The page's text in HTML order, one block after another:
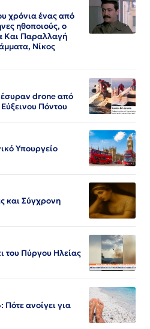
χρόνια ένας από
ηθοποιούς, ο
Και Παραλλαγή
Νίκος
drone από
Πόντου
Υπουργείο
και Σύγχρονη
του Πύργου Ηλείας
ανοίγει για